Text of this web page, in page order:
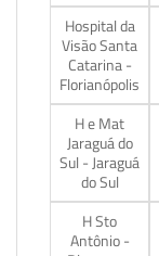
Hospital da
Visão Santa
Catarina -
Florianópolis
H e Mat
Jaraguá do
Sul - Jaraguá
do Sul
H Sto
Antônio -